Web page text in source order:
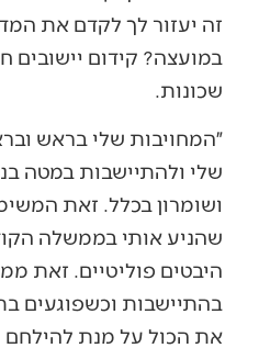
זה יעזור לך לקדם את
במועצה? קידום
שכונות.
״המחויבות שלי בראש
שלי ולהתיישבות במטה
ושומרון בכלל. זאת
שהניע אותי בממשלה
היבטים פוליטיים. זאת
בהתיישבות וכשפוגעים
את הכול על מנת להילחם